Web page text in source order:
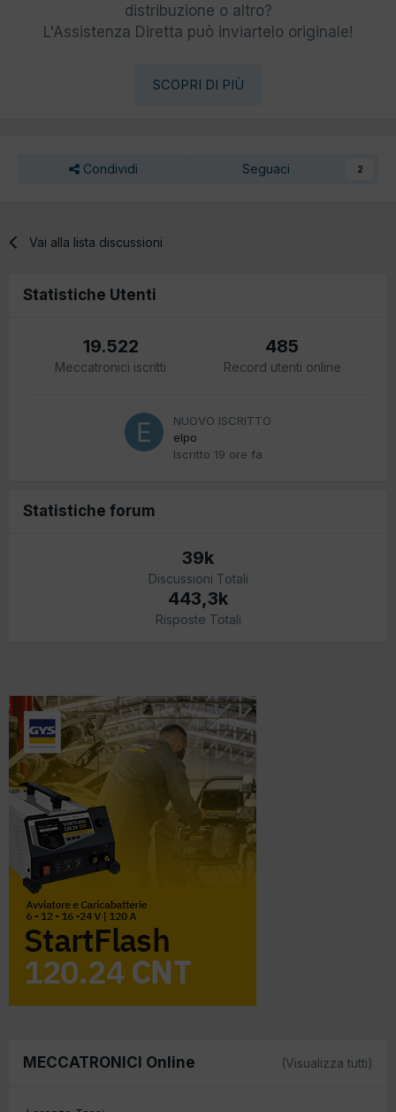
distribuzione o altro?
L'Assistenza Diretta può inviartelo originale!
SCOPRI DI PIÙ
Condividi Seguaci 2
Vai alla lista discussioni
Statistiche Utenti
19.522
Meccatronici iscritti
485
Record utenti online
NUOVO ISCRITTO
elpo
Iscritto 19 ore fa
Statistiche forum
39k
Discussioni Totali
443,3k
Risposte Totali
MECCATRONICI Online (Visualizza tutti)